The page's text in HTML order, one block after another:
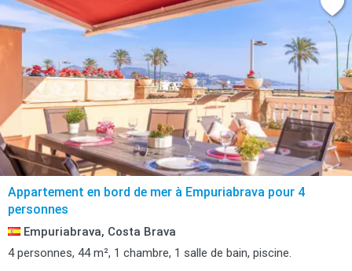
Appartement en bord de mer à Empuriabrava pour 4
personnes
Empuriabrava, Costa Brava
4 personnes, 44 m², 1 chambre, 1 salle de bain, piscine.